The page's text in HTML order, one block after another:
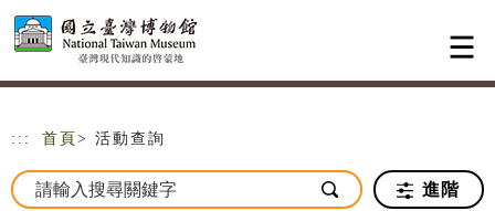
跳到主要內容
網站導覽
::: 首頁 > 活動查詢
進階